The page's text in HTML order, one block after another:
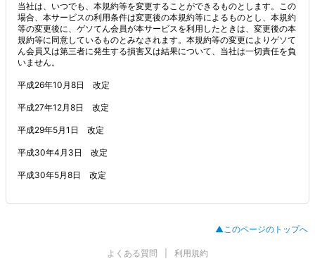
当社は、いつでも、本規約等を変更することができるものとします。この
場合、本サービスの利用条件は変更後の本規約等によるものとし、本規約
等の変更後に、ゲソてん会員が本サービスを利用したときは、変更後の本
規約等に同意しているものとみなされます。本規約等の変更によりゲソて
ん会員又は第三者に発生する損害又は結果について、当社は一切責任を負
いません。
平成26年10月8日 改定
平成27年12月8日 改定
平成29年5月1日 改定
平成30年4月3日 改定
平成30年5月8日 改定
▲このページのトップへ
よくある質問 利用規約